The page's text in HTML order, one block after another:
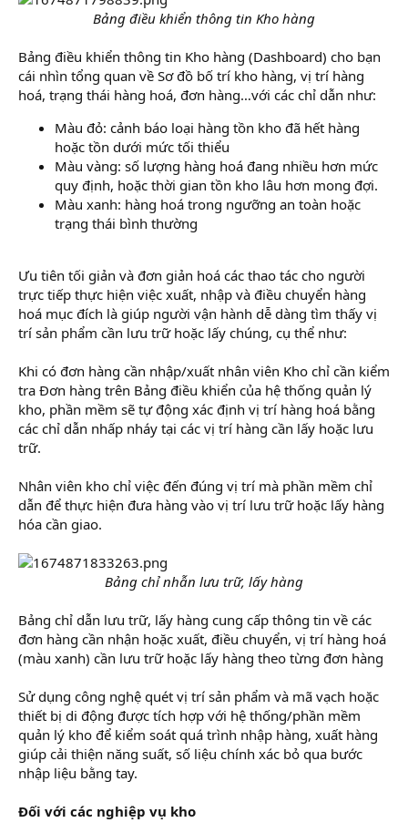
Bảng điều khiển thông tin Kho hàng
Bảng điều khiển thông tin Kho hàng (Dashboard) cho bạn
cái nhìn tổng quan về Sơ đồ bố trí kho hàng, vị trí hàng
hoá, trạng thái hàng hoá, đơn hàng…với các chỉ dẫn như:
Màu đỏ: cảnh báo loại hàng tồn kho đã hết hàng
hoặc tồn dưới mức tối thiểu
Màu vàng: số lượng hàng hoá đang nhiều hơn mức
quy định, hoặc thời gian tồn kho lâu hơn mong đợi.
Màu xanh: hàng hoá trong ngưỡng an toàn hoặc
trạng thái bình thường
Ưu tiên tối giản và đơn giản hoá các thao tác cho người
trực tiếp thực hiện việc xuất, nhập và điều chuyển hàng
hoá mục đích là giúp người vận hành dễ dàng tìm thấy vị
trí sản phẩm cần lưu trữ hoặc lấy chúng, cụ thể như:
Khi có đơn hàng cần nhập/xuất nhân viên Kho chỉ cần kiểm
tra Đơn hàng trên Bảng điều khiển của hệ thống quản lý
kho, phần mềm sẽ tự động xác định vị trí hàng hoá bằng
các chỉ dẫn nhấp nháy tại các vị trí hàng cần lấy hoặc lưu
trữ.
Nhân viên kho chỉ việc đến đúng vị trí mà phần mềm chỉ
dẫn để thực hiện đưa hàng vào vị trí lưu trữ hoặc lấy hàng
hóa cần giao.
Bảng chỉ nhẫn lưu trữ, lấy hàng
Bảng chỉ dẫn lưu trữ, lấy hàng cung cấp thông tin về các
đơn hàng cần nhận hoặc xuất, điều chuyển, vị trí hàng hoá
(màu xanh) cần lưu trữ hoặc lấy hàng theo từng đơn hàng
Sử dụng công nghệ quét vị trí sản phẩm và mã vạch hoặc
thiết bị di động được tích hợp với hệ thống/phần mềm
quản lý kho để kiểm soát quá trình nhập hàng, xuất hàng
giúp cải thiện năng suất, số liệu chính xác bỏ qua bước
nhập liệu bằng tay.
Đối với các nghiệp vụ kho